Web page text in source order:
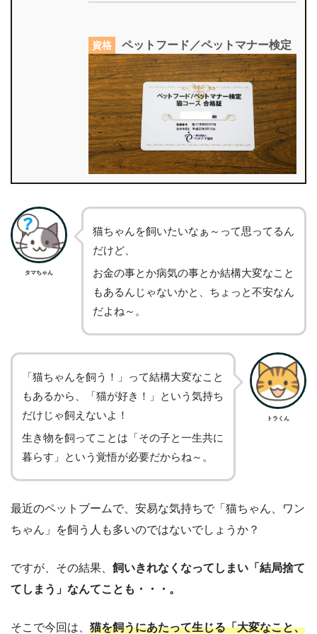
資格 ペットフード／ペットマナー検定
タマちゃん
猫ちゃんを飼いたいなぁ～って思ってるん
だけど、
お金の事とか病気の事とか結構大変なこと
もあるんじゃないかと、ちょっと不安なん
だよね～。
「猫ちゃんを飼う！」って結構大変なこと
もあるから、「猫が好き！」という気持ち
だけじゃ飼えないよ！
生き物を飼ってことは「その子と一生共に
暮らす」という覚悟が必要だからね～。
トラくん
最近のペットブームで、安易な気持ちで「猫ちゃん、ワン
ちゃん」を飼う人も多いのではないでしょうか？
ですが、その結果、 飼いきれなくなってしまい「結局捨て
てしまう」なんてことも・・・。
そこで今回は、 猫を飼うにあたって生じる「大変なこと、